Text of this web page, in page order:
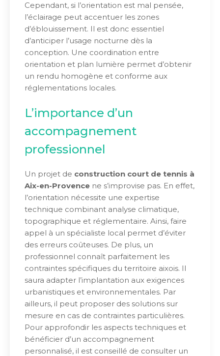
Cependant, si l’orientation est mal pensée,
l’éclairage peut accentuer les zones
d’éblouissement. Il est donc essentiel
d’anticiper l’usage nocturne dès la
conception. Une coordination entre
orientation et plan lumière permet d’obtenir
un rendu homogène et conforme aux
réglementations locales.
L’importance d’un
accompagnement
professionnel
Un projet de construction court de tennis à
Aix-en-Provence ne s’improvise pas. En effet,
l’orientation nécessite une expertise
technique combinant analyse climatique,
topographique et réglementaire. Ainsi, faire
appel à un spécialiste local permet d’éviter
des erreurs coûteuses. De plus, un
professionnel connaît parfaitement les
contraintes spécifiques du territoire aixois. Il
saura adapter l’implantation aux exigences
urbanistiques et environnementales. Par
ailleurs, il peut proposer des solutions sur
mesure en cas de contraintes particulières.
Pour approfondir les aspects techniques et
bénéficier d’un accompagnement
personnalisé, il est conseillé de consulter un